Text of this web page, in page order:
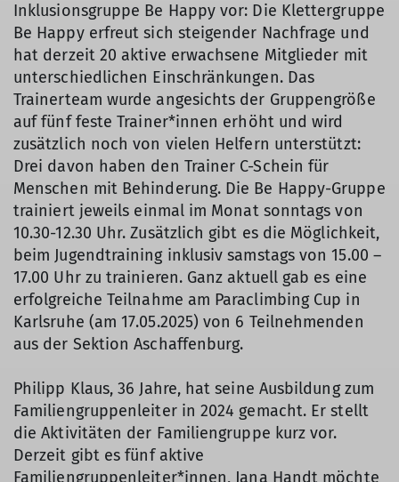
Inklusionsgruppe Be Happy vor: Die Klettergruppe
Be Happy erfreut sich steigender Nachfrage und
hat derzeit 20 aktive erwachsene Mitglieder mit
unterschiedlichen Einschränkungen. Das
Trainerteam wurde angesichts der Gruppengröße
auf fünf feste Trainer*innen erhöht und wird
zusätzlich noch von vielen Helfern unterstützt:
Drei davon haben den Trainer C-Schein für
Menschen mit Behinderung. Die Be Happy-Gruppe
trainiert jeweils einmal im Monat sonntags von
10.30-12.30 Uhr. Zusätzlich gibt es die Möglichkeit,
beim Jugendtraining inklusiv samstags von 15.00 –
17.00 Uhr zu trainieren. Ganz aktuell gab es eine
erfolgreiche Teilnahme am Paraclimbing Cup in
Karlsruhe (am 17.05.2025) von 6 Teilnehmenden
aus der Sektion Aschaffenburg.
Philipp Klaus, 36 Jahre, hat seine Ausbildung zum
Familiengruppenleiter in 2024 gemacht. Er stellt
die Aktivitäten der Familiengruppe kurz vor.
Derzeit gibt es fünf aktive
Familiengruppenleiter*innen, Jana Handt möchte